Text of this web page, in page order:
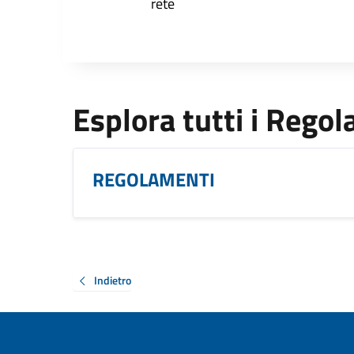
Esplora tutti i
REGOLAMENTI
Indietro